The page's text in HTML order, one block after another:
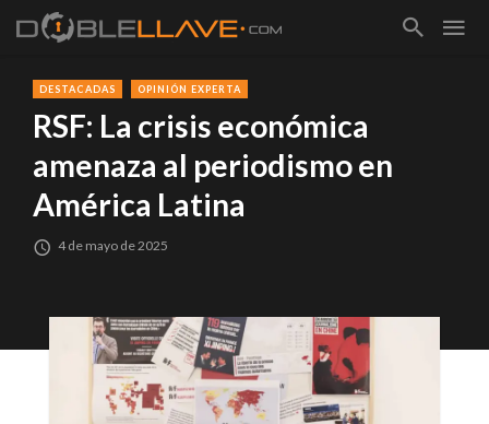
DESTACADAS OPINIÓN EXPERTA
RSF: La crisis económica
amenaza al periodismo en
América Latina
4 de mayo de 2025